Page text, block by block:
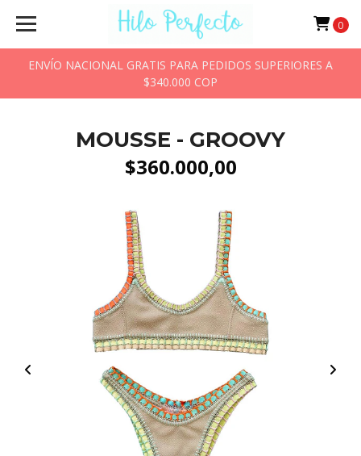
ENVÍO NACIONAL GRATIS PARA PEDIDOS SUPERIORES A
$340.000 COP
0
MOUSSE - GROOVY
$360.000,00